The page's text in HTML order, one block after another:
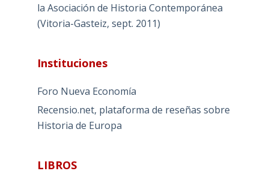
la Asociación de Historia Contemporánea
(Vitoria-Gasteiz, sept. 2011)
Instituciones
Foro Nueva Economía
Recensio.net, plataforma de reseñas sobre
Historia de Europa
LIBROS